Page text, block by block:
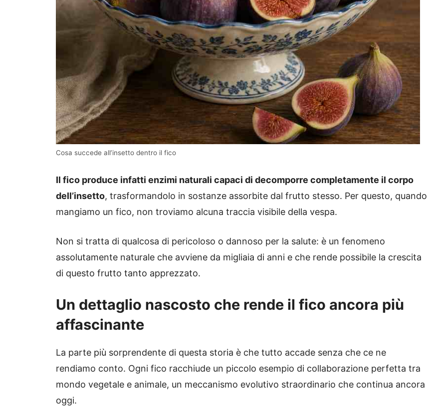
Cosa succede all’insetto dentro il fico
Il fico produce infatti enzimi naturali capaci di decomporre completamente il corpo
dell’insetto, trasformandolo in sostanze assorbite dal frutto stesso. Per questo, quando
mangiamo un fico, non troviamo alcuna traccia visibile della vespa.
Non si tratta di qualcosa di pericoloso o dannoso per la salute: è un fenomeno
assolutamente naturale che avviene da migliaia di anni e che rende possibile la crescita
di questo frutto tanto apprezzato.
Un dettaglio nascosto che rende il fico ancora più
affascinante
La parte più sorprendente di questa storia è che tutto accade senza che ce ne
rendiamo conto. Ogni fico racchiude un piccolo esempio di collaborazione perfetta tra
mondo vegetale e animale, un meccanismo evolutivo straordinario che continua ancora
oggi.